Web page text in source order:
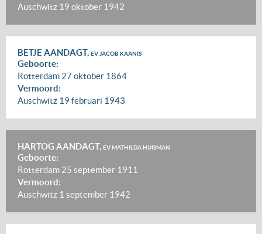
Auschwitz 19 oktober 1942
BETJE AANDAGT, EV JACOB KAANIS
Geboorte:
Rotterdam 27 oktober 1864
Vermoord:
Auschwitz 19 februari 1943
HARTOG AANDAGT, EV MATHILDA HUISMAN
Geboorte:
Rotterdam 25 september 1911
Vermoord:
Auschwitz 1 september 1942